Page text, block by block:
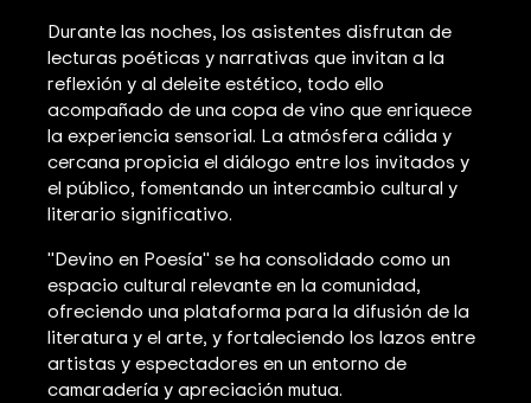
Durante las noches, los asistentes disfrutan de
lecturas poéticas y narrativas que invitan a la
reflexión y al deleite estético, todo ello
acompañado de una copa de vino que enriquece
la experiencia sensorial. La atmósfera cálida y
cercana propicia el diálogo entre los invitados y
el público, fomentando un intercambio cultural y
literario significativo.
"Devino en Poesía" se ha consolidado como un
espacio cultural relevante en la comunidad,
ofreciendo una plataforma para la difusión de la
literatura y el arte, y fortaleciendo los lazos entre
artistas y espectadores en un entorno de
camaradería y apreciación mutua.